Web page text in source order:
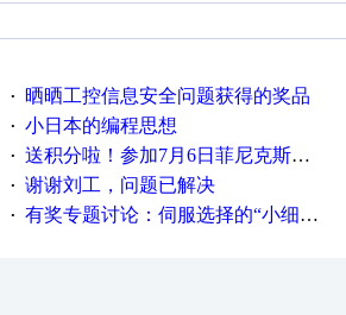
· 晒晒工控信息安全问题获得的奖品
· 小日本的编程思想
· 送积分啦！参加7月6日菲尼克斯在线研讨会即得
· 谢谢刘工，问题已解决
· 有奖专题讨论：伺服选择的“小细节大学问”奖励公告